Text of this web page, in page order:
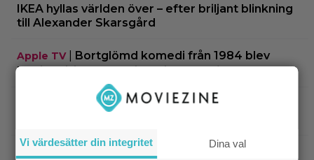
IKEA hyllas världen över – efter briljant blinkning
till Alexander Skarsgård
Apple TV|
Bortglömd komedi från 1984 blev
Robin Williams favorit: ”Min bästa film”
Två nya skådisar redo att skapa
Netflix har stängt in en snubbe i en
Vi värdesätter din integritet Dina val